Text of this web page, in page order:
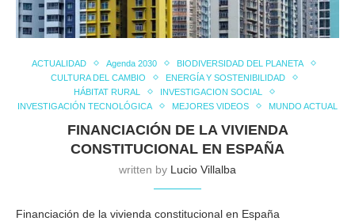
ACTUALIDAD Agenda 2030
BIODIVERSIDAD DEL PLANETA
CULTURA DEL CAMBIO
ENERGÍA Y SOSTENIBILIDAD
HÁBITAT RURAL
INVESTIGACION SOCIAL
INVESTIGACIÓN TECNOLÓGICA
MEJORES VIDEOS MUNDO ACTUAL
FINANCIACIÓN DE LA VIVIENDA
CONSTITUCIONAL EN ESPAÑA
written by Lucio Villalba
Financiación de la vivienda constitucional en España